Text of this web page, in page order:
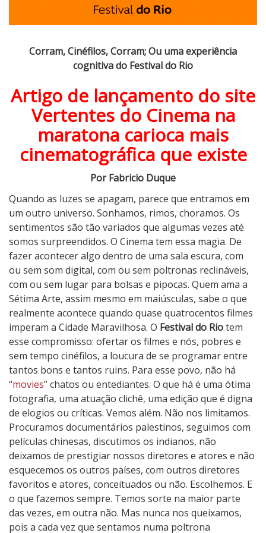
r
r
n
é
f
i
l
o
s
,
C
o
r
r
a
m
Corram, Cinéfilos, Corram; Ou uma experiência
cognitiva do Festival do Rio
Artigo de lançamento do site
Vertentes do Cinema na
maratona carioca mais
cinematográfica que existe
Por Fabricio Duque
Quando as luzes se apagam, parece que entramos em
um outro universo. Sonhamos, rimos, choramos. Os
sentimentos são tão variados que algumas vezes até
somos surpreendidos. O Cinema tem essa magia. De
fazer acontecer algo dentro de uma sala escura, com
ou sem som digital, com ou sem poltronas reclináveis,
com ou sem lugar para bolsas e pipocas. Quem ama a
Sétima Arte, assim mesmo em maiúsculas, sabe o que
realmente acontece quando quase quatrocentos filmes
imperam a Cidade Maravilhosa. O Festival do Riotem
esse compromisso: ofertar os filmes e nós, pobres e
sem tempo cinéfilos, a loucura de se programar entre
tantos bons e tantos ruins. Para esse povo, não há
“movies” chatos ou entediantes. O que há é uma ótima
fotografia, uma atuação clichê, uma edição que é digna
de elogios ou críticas. Vemos além. Não nos limitamos.
Procuramos documentários palestinos, seguimos com
películas chinesas, discutimos os indianos, não
deixamos de prestigiar nossos diretores e atores e não
esquecemos os outros países, com outros diretores
favoritos e atores, conceituados ou não. Escolhemos. E
o que fazemos sempre. Temos sorte na maior parte
das vezes, em outra não. Mas nunca nos queixamos,
pois a cada vez que sentamos numa poltrona